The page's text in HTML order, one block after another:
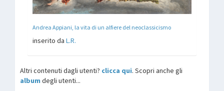
Andrea Appiani, la vita di un alfiere del neoclassicismo
inserito da L.R.
Altri contenuti dagli utenti? clicca qui. Scopri anche gli
album degli utenti...